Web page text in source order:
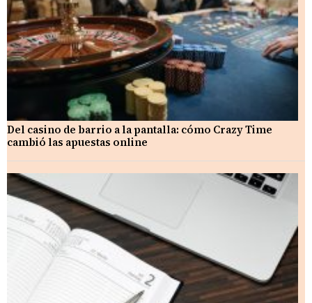
Del casino de barrio a la pantalla: cómo Crazy Time
cambió las apuestas online